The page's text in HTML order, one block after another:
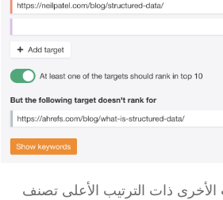
ذات الترتيب الأعلى تصنف